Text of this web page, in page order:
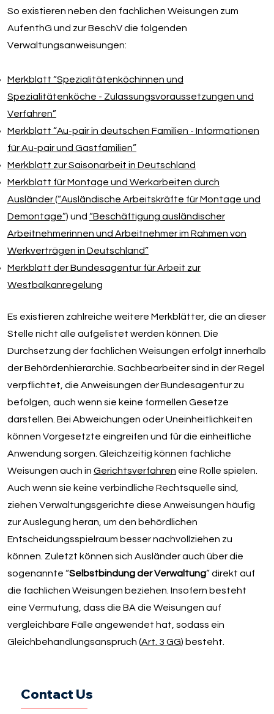
Contact Us
So existieren neben den fachlichen Weisungen zum
AufenthG und zur BeschV die folgenden
Verwaltungsanweisungen:
Merkblatt “Spezialitätenköchinnen und
Spezialitätenköche - Zulassungsvoraussetzungen und
Verfahren”
Merkblatt “Au-pair in deutschen Familien - Informationen
für Au-pair und Gastfamilien”
Merkblatt zur Saisonarbeit in Deutschland
Merkblatt für Montage und Werkarbeiten durch
Ausländer (“Ausländische Arbeitskräfte für Montage und
Demontage”) und “Beschäftigung ausländischer
Arbeitnehmerinnen und Arbeitnehmer im Rahmen von
Werkverträgen in Deutschland”
Merkblatt der Bundesagentur für Arbeit zur
Westbalkanregelung
Es existieren zahlreiche weitere Merkblätter, die an dieser
Stelle nicht alle aufgelistet werden können. Die
Durchsetzung der fachlichen Weisungen erfolgt innerhalb
der Behördenhierarchie. Sachbearbeiter sind in der Regel
verpflichtet, die Anweisungen der Bundesagentur zu
befolgen, auch wenn sie keine formellen Gesetze
darstellen. Bei Abweichungen oder Uneinheitlichkeiten
können Vorgesetzte eingreifen und für die einheitliche
Anwendung sorgen. Gleichzeitig können fachliche
Weisungen auch in Gerichtsverfahren eine Rolle spielen.
Auch wenn sie keine verbindliche Rechtsquelle sind,
ziehen Verwaltungsgerichte diese Anweisungen häufig
zur Auslegung heran, um den behördlichen
Entscheidungsspielraum besser nachvollziehen zu
können. Zuletzt können sich Ausländer auch über die
sogenannte “Selbstbindung der Verwaltung” direkt auf
die fachlichen Weisungen beziehen. Insofern besteht
eine Vermutung, dass die BA die Weisungen auf
vergleichbare Fälle angewendet hat, sodass ein
Gleichbehandlungsanspruch (Art. 3 GG) besteht.